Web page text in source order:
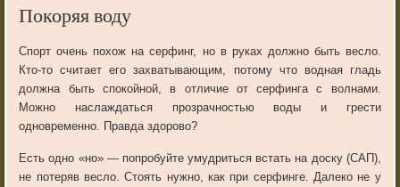
Покоряя воду
Спорт очень похож на серфинг, но в руках должно быть весло.
Кто-то считает его захватывающим, потому что водная гладь
должна быть спокойной, в отличие от серфинга с волнами.
Можно наслаждаться прозрачностью воды и грести
одновременно. Правда здорово?
Есть одно «но» — попробуйте умудриться встать на доску (САП),
не потеряв весло. Стоять нужно, как при серфинге. Далеко не у